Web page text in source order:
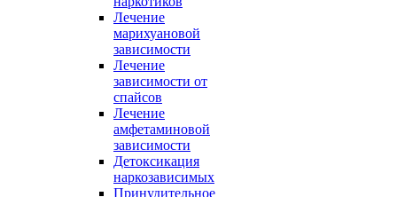
Лечение
марихуановой
зависимости
Лечение
зависимости от
спайсов
Лечение
амфетаминовой
зависимости
Детоксикация
наркозависимых
Принудительное